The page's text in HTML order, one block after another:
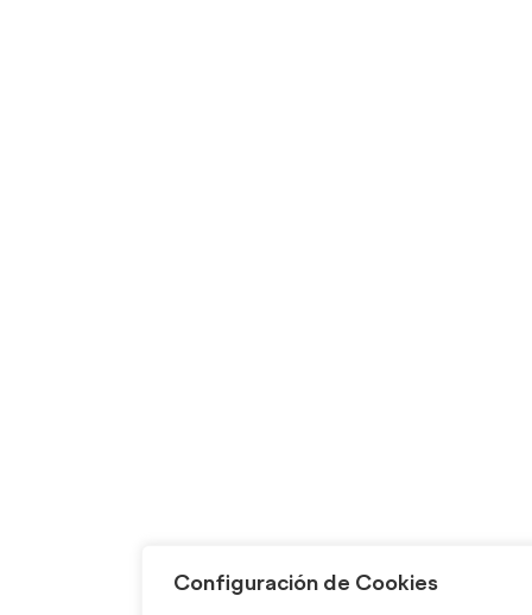
Configuración de Cookies